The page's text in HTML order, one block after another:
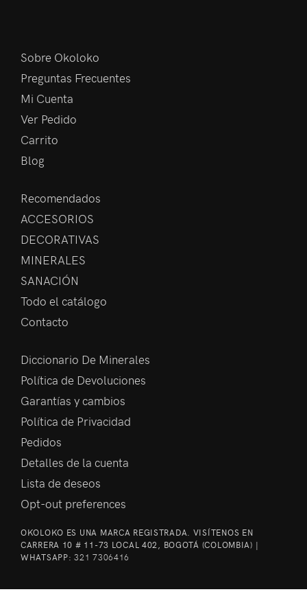
Sobre Okoloko
Preguntas Frecuentes
Mi Cuenta
Ver Pedido
Carrito
Blog
Recomendados
ACCESORIOS
DECORATIVAS
MINERALES
SANACIÓN
Todo el catálogo
Contacto
Diccionario De Minerales
Política de Devoluciones
Garantías y cambios
Política de Privacidad
Pedidos
Detalles de la cuenta
Lista de deseos
Opt-out preferences
OKOLOKO ES UNA MARCA REGISTRADA. VISÍTENOS EN
CARRERA 10 # 11-73 LOCAL 402, BOGOTÁ (COLOMBIA) |
WHATSAPP:321 7306416